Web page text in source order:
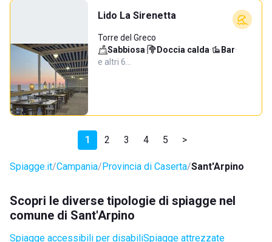
Lido La Sirenetta
Torre del Greco
Sabbiosa· Doccia calda· Bar·
e altri 6…
1 2 3 4 5 >
Spiagge.it Campania Provincia di Caserta Sant'Arpino
Scopri le diverse tipologie di spiagge nel
comune di Sant'Arpino
Spiagge accessibili per disabiliSpiagge attrezzate